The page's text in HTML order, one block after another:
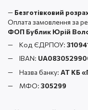
— Безготівковий
Оплата замовлення за
ФОП Бублик Юрій
Код ЄДРПОУ:
IBAN:
Назва банку: АТ КБ
МФО: 305299